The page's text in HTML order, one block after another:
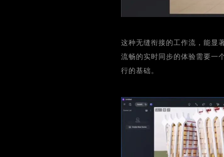
这种无缝衔接的工作流，能显
流畅的实时同步的体验需要一
行的基础。